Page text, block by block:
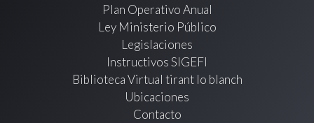
Plan Operativo Anual
Ley Ministerio Público
Legislaciones
Instructivos SIGEFI
Biblioteca Virtual tirant lo blanch
Ubicaciones
Contacto